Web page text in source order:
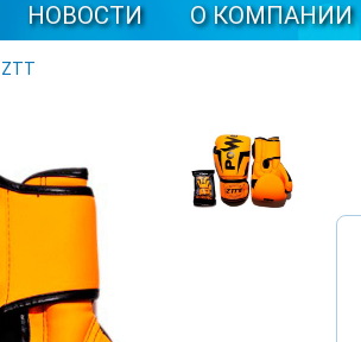
НОВОСТИ О КОМПАНИИ
ZTT